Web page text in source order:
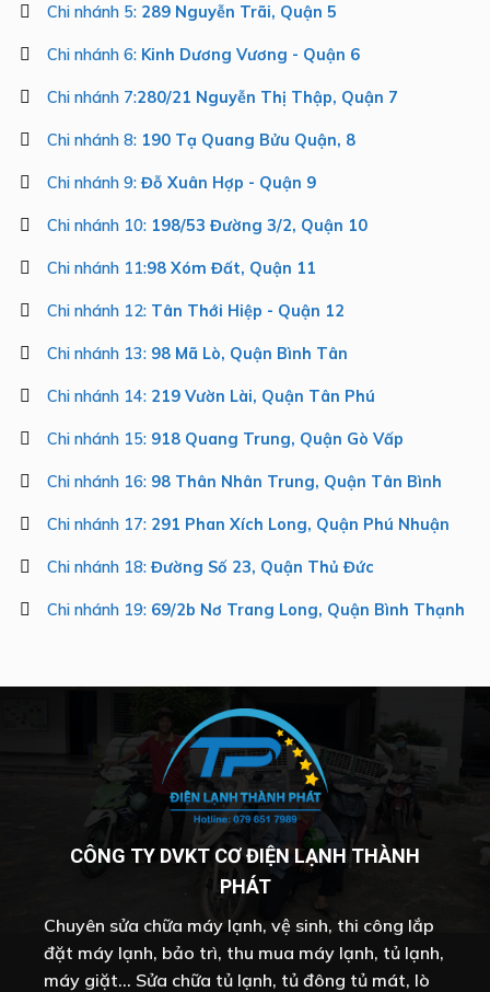
Chi nhánh 5: 289 Nguyễn Trãi, Quận 5
Chi nhánh 6: Kinh Dương Vương - Quận 6
Chi nhánh 7:280/21 Nguyễn Thị Thập, Quận 7
Chi nhánh 8: 190 Tạ Quang Bửu Quận, 8
Chi nhánh 9: Đỗ Xuân Hợp - Quận 9
Chi nhánh 10: 198/53 Đường 3/2, Quận 10
Chi nhánh 11:98 Xóm Đất, Quận 11
Chi nhánh 12: Tân Thới Hiệp - Quận 12
Chi nhánh 13: 98 Mã Lò, Quận Bình Tân
Chi nhánh 14: 219 Vườn Lài, Quận Tân Phú
Chi nhánh 15: 918 Quang Trung, Quận Gò Vấp
Chi nhánh 16: 98 Thân Nhân Trung, Quận Tân Bình
Chi nhánh 17: 291 Phan Xích Long, Quận Phú Nhuận
Chi nhánh 18: Đường Số 23, Quận Thủ Đức
Chi nhánh 19: 69/2b Nơ Trang Long, Quận Bình Thạnh
CÔNG TY DVKT CƠ ĐIỆN LẠNH THÀNH
PHÁT
Chuyên sửa chữa máy lạnh, vệ sinh, thi công lắp
đặt máy lạnh, bảo trì, thu mua máy lạnh, tủ lạnh,
máy giặt... Sửa chữa tủ lạnh, tủ đông tủ mát, lò